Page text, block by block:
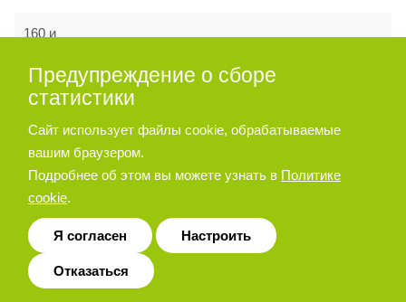
160 и
Позиционер штока
Предупреждение о сборе
статистики
Сайт использует файлы cookie, обрабатываемые
вашим браузером.
Подробнее об этом вы можете узнать в Политике
cookie.
Я согласен Настроить
Отказаться